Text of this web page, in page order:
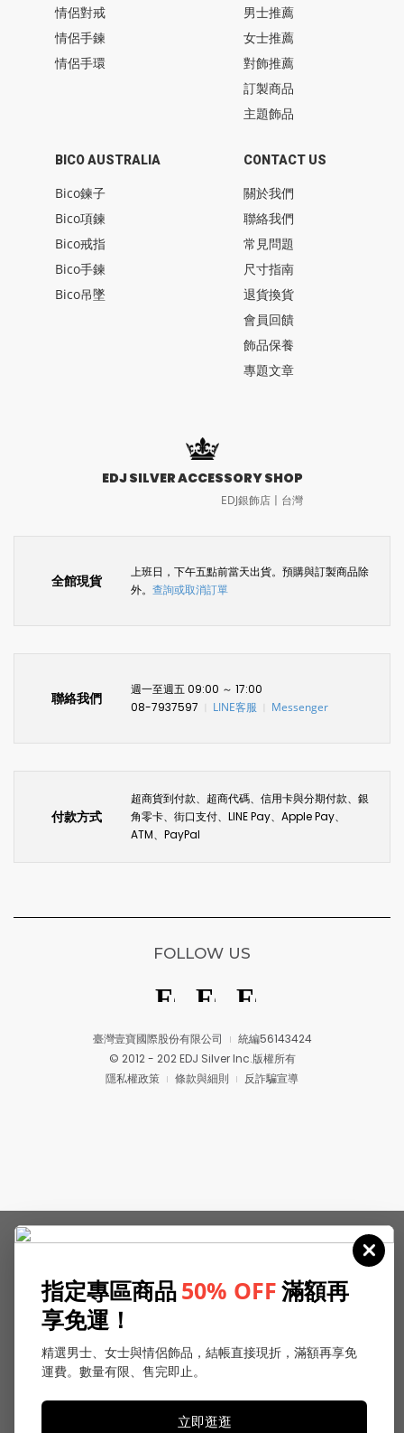
情侶對戒
情侶手鍊
情侶手環
BICO AUSTRALIA
Bico鍊子
Bico項鍊
Bico戒指
Bico手鍊
Bico吊墜
男士推薦
女士推薦
對飾推薦
訂製商品
主題飾品
CONTACT US
關於我們
聯絡我們
常見問題
尺寸指南
退貨換貨
會員回饋
飾品保養
專題文章
EDJ SILVER ACCESSORY SHOP
EDJ銀飾店〡台灣
全館現貨
上班日，下午五點前當天出貨。預購與訂製商品除
外。 查詢或取消訂單
聯絡我們
週一至週五 09:00 ～ 17:00
08-7937597
LINE客服 Messenger
付款方式
超商貨到付款、超商代碼、信用卡與分期付款、銀
角零卡、街口支付、LINE Pay、Apple Pay、
ATM、PayPal
臺灣壹寶國際股份有限公司
統編56143424
© 2012 - 202 EDJ Silver Inc.版權所有
隱私權政策
條款與細則 反詐騙宣導
FOLLOW US
指定專區商品50% OFF滿額再
享免運！
精選男士、女士與情侶飾品，結帳直接現折，滿額再享免
運費。數量有限、售完即止。
立即逛逛